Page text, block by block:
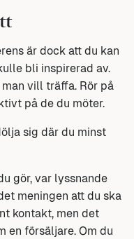
är dock att du kan
bli inspirerad av.
vill träffa. Rör på
på de du möter.
sig där du minst
gör, var lyssnande
meningen att du ska
kontakt, men det
en försäljare. Om du